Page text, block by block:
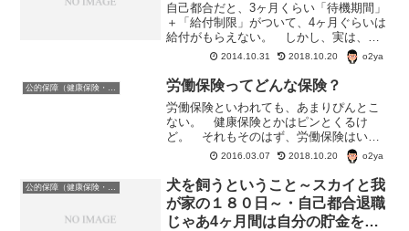
自己都合だと、3ヶ月くらい「待機期間」
＋「給付制限」がついて、4ヶ月ぐらいは
給付がもらえない。 しかし、実は、自
己都合の退職でも、給付制限の期間がつ
かない例もある。自己都合でも給付制限
を受けずにすむ可能性がある条件 身体的
な理由や育児介護に...
2014.10.31 2018.10.20 o2ya
公的保障（健康保険・年金・雇用保険・生活保護・災害時の補償） 労働保険ってどんな保険？
労働保険といわれても、あまりぴんとこ
ない。 健康保険とかはピンとくるけ
ど。 それもそのはず、労働保険はいく
つかの保険をひとつにした呼び名なの
だ。労働保険とは？ 雇用保険と労災
（労働者災害補償保険）を合わせて、労
働保険と呼ぶ。 労働保険は、法...
2016.03.07 2018.10.20 o2ya
公的保障（健康保険・年金・雇用保険・生活保護・災害時の補償）
犬を飼うということ～スカイと我
が家の１８０日～・自己都合退職
じゃあ4ヶ月間は自分の貯金を食